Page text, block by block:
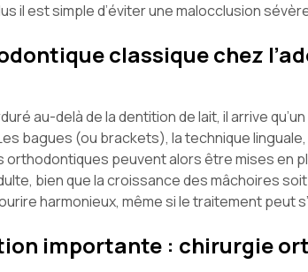
il est simple d’éviter une malocclusion
classique chez
au-delà de la dentition de lait, il arrive
bagues (ou brackets), la technique
orthodontiques peuvent alors être mises en
bien que la croissance des mâchoires
harmonieux, même si le traitement peut
importante : chirurgie